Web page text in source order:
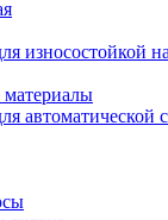
износостойкой
автоматической